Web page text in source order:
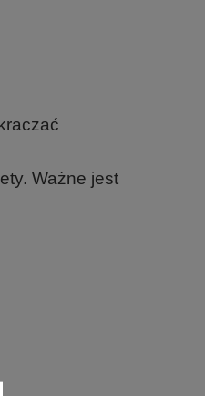
Ważne jest